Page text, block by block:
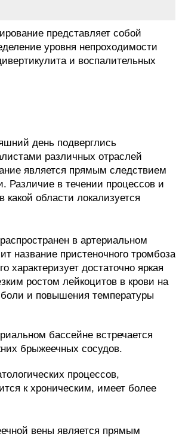
представляет собой
уровня непроходимости
и воспалительных
день подверглись
различных отраслей
является прямым следствием
Различие в течении процессов и
области локализуется
в артериальном
название пристеночного тромбоза
характеризует достаточно яркая
ростом лейкоцитов в крови на
и повышения температуры
бассейне встречается
брыжеечных сосудов.
процессов,
к хроническим, имеет более
вены является прямым